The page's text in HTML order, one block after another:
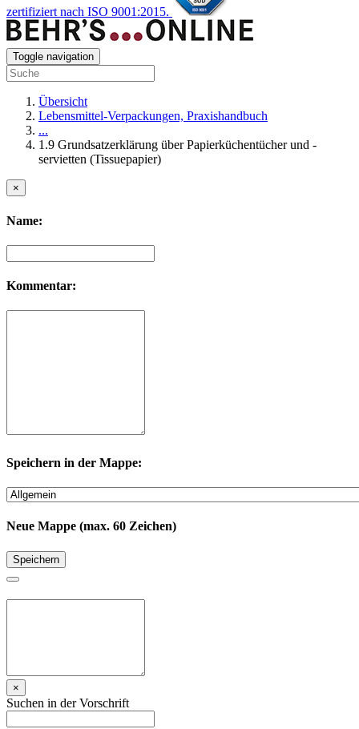
zertifiziert nach ISO 9001:2015.
Toggle navigation
Übersicht
Lebensmittel-Verpackungen, Praxishandbuch
...
1.9 Grundsatzerklärung über Papierküchentücher und -
servietten (Tissuepapier)
×
Name:
Kommentar:
Speichern in der Mappe:
Neue Mappe (max. 60 Zeichen)
Speichern
×
Suchen in der Vorschrift